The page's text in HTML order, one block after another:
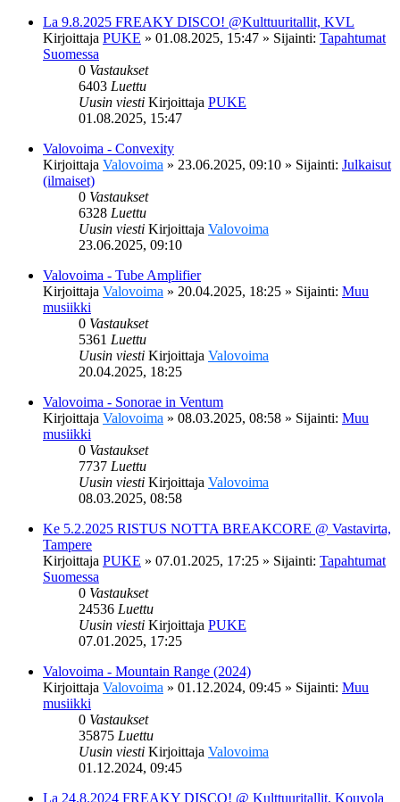
La 9.8.2025 FREAKY DISCO! @Kulttuuritallit, KVL
Kirjoittaja PUKE » 01.08.2025, 15:47 » Sijainti: Tapahtumat
Suomessa
0 Vastaukset
6403 Luettu
Uusin viesti Kirjoittaja PUKE
01.08.2025, 15:47
Valovoima - Convexity
Kirjoittaja Valovoima » 23.06.2025, 09:10 » Sijainti: Julkaisut
(ilmaiset)
0 Vastaukset
6328 Luettu
Uusin viesti Kirjoittaja Valovoima
23.06.2025, 09:10
Valovoima - Tube Amplifier
Kirjoittaja Valovoima » 20.04.2025, 18:25 » Sijainti: Muu
musiikki
0 Vastaukset
5361 Luettu
Uusin viesti Kirjoittaja Valovoima
20.04.2025, 18:25
Valovoima - Sonorae in Ventum
Kirjoittaja Valovoima » 08.03.2025, 08:58 » Sijainti: Muu
musiikki
0 Vastaukset
7737 Luettu
Uusin viesti Kirjoittaja Valovoima
08.03.2025, 08:58
Ke 5.2.2025 RISTUS NOTTA BREAKCORE @ Vastavirta,
Tampere
Kirjoittaja PUKE » 07.01.2025, 17:25 » Sijainti: Tapahtumat
Suomessa
0 Vastaukset
24536 Luettu
Uusin viesti Kirjoittaja PUKE
07.01.2025, 17:25
Valovoima - Mountain Range (2024)
Kirjoittaja Valovoima » 01.12.2024, 09:45 » Sijainti: Muu
musiikki
0 Vastaukset
35875 Luettu
Uusin viesti Kirjoittaja Valovoima
01.12.2024, 09:45
La 24.8.2024 FREAKY DISCO! @ Kulttuuritallit, Kouvola